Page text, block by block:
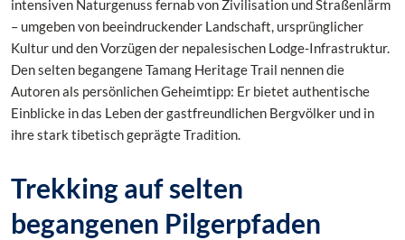
intensiven Naturgenuss fernab von Zivilisation und Straßenlärm
– umgeben von beeindruckender Landschaft, ursprünglicher
Kultur und den Vorzügen der nepalesischen Lodge-Infrastruktur.
Den selten begangene Tamang Heritage Trail nennen die
Autoren als persönlichen Geheimtipp: Er bietet authentische
Einblicke in das Leben der gastfreundlichen Bergvölker und in
ihre stark tibetisch geprägte Tradition.
Trekking auf selten
begangenen Pilgerpfaden